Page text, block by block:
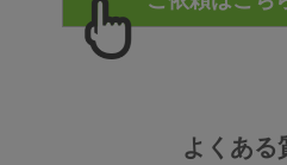
よくある